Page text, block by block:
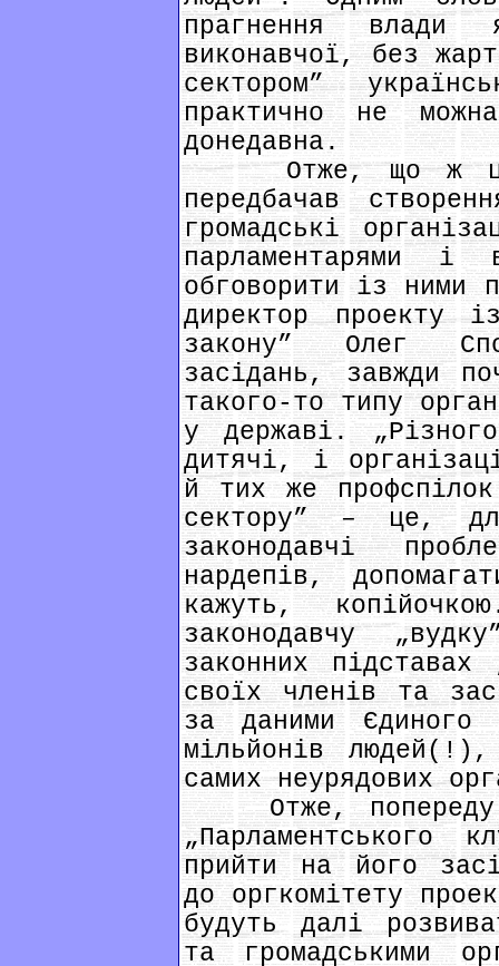
прагнення
виконавчої, без
сектором”
практично не
донедавна.
Отже, що ж це
передбачав
громадські
парламентарями і
обговорити із ними
директор проекту
закону” Олег
засідань, завжди
такого-то типу
у державі.
дитячі, і
й тих же
сектору” – це,
законодавчі
нардепів,
кажуть,
законодавчу
законних
своїх членів та
за даними Єдиного
мільйонів
самих неурядових
Отже, попереду
прийти на його
до оргкомітету
будуть далі
та громадськими